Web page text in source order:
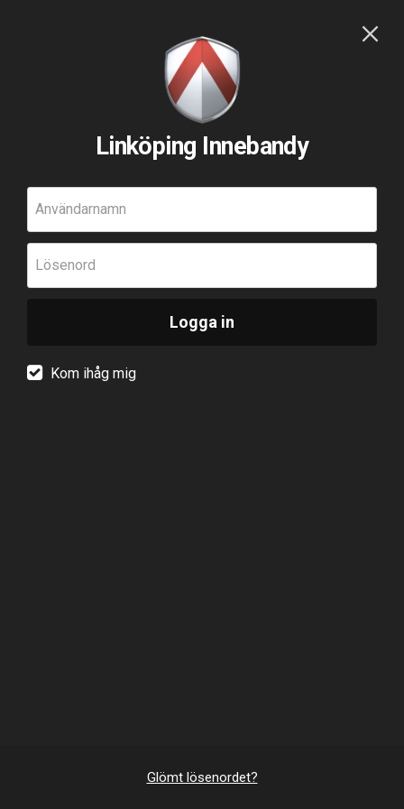
Linköping Innebandy
Användarnamn
Lösenord
Logga in
Kom ihåg mig
Glömt lösenordet?